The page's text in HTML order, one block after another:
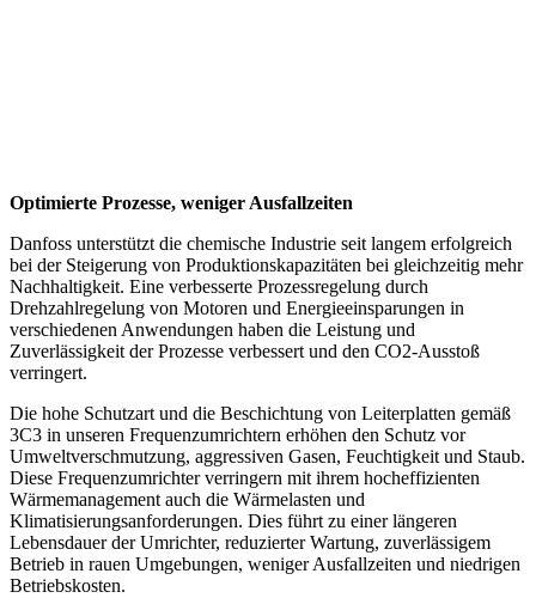
Optimierte Prozesse, weniger Ausfallzeiten
Danfoss unterstützt die chemische Industrie seit langem erfolgreich
bei der Steigerung von Produktionskapazitäten bei gleichzeitig mehr
Nachhaltigkeit. Eine verbesserte Prozessregelung durch
Drehzahlregelung von Motoren und Energieeinsparungen in
verschiedenen Anwendungen haben die Leistung und
Zuverlässigkeit der Prozesse verbessert und den CO2-Ausstoß
verringert.
Die hohe Schutzart und die Beschichtung von Leiterplatten gemäß
3C3 in unseren Frequenzumrichtern erhöhen den Schutz vor
Umweltverschmutzung, aggressiven Gasen, Feuchtigkeit und Staub.
Diese Frequenzumrichter verringern mit ihrem hocheffizienten
Wärmemanagement auch die Wärmelasten und
Klimatisierungsanforderungen. Dies führt zu einer längeren
Lebensdauer der Umrichter, reduzierter Wartung, zuverlässigem
Betrieb in rauen Umgebungen, weniger Ausfallzeiten und niedrigen
Betriebskosten.